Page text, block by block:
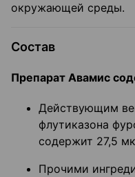
окружающей среды.
Состав
Препарат Авамис
Действующим
флутиказона
содержит 27,5
Прочими